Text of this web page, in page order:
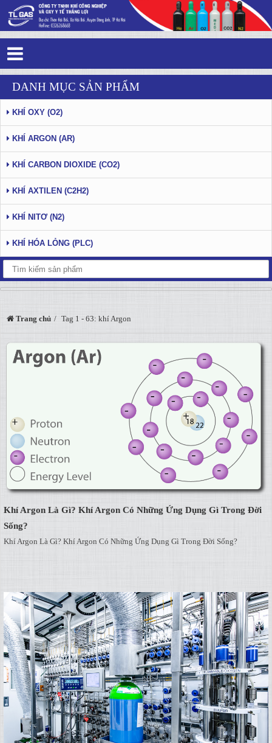
Tag 1 - 63: khí Argon
DANH MỤC SẢN PHẨM
KHÍ OXY (O2)
KHÍ ARGON (AR)
KHÍ CARBON DIOXIDE (CO2)
KHÍ AXTILEN (C2H2)
KHÍ NITƠ (N2)
KHÍ HÓA LỎNG (PLC)
Trang chủ Tag 1 - 63: khí Argon
Khí Argon Là Gì? Khí Argon Có Những Ứng Dụng Gì Trong Đời
Sống?
Khí Argon Là Gì? Khí Argon Có Những Ứng Dụng Gì Trong Đời Sống?